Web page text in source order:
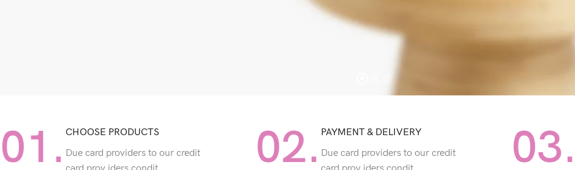
01. CHOOSE PRODUCTS
Due card providers to our credit
02. PAYMENT & DELIVERY
Due card providers to our credit
03.